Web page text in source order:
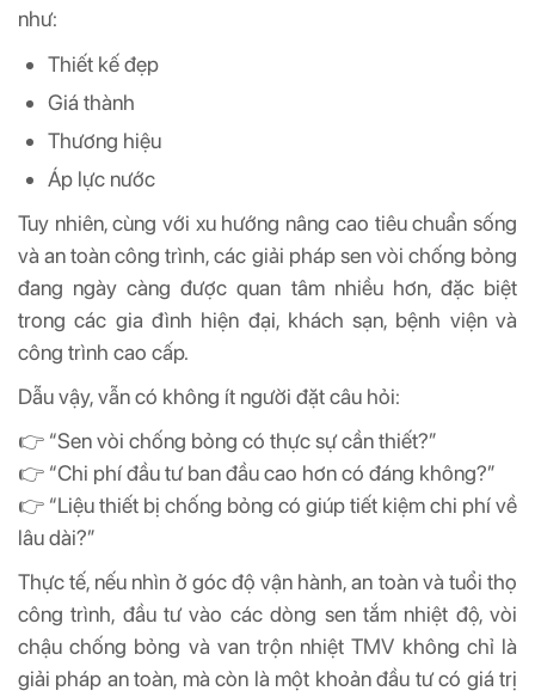
như:
Thiết kế đẹp
Giá thành
Thương hiệu
Áp lực nước
Tuy nhiên, cùng với xu hướng nâng cao tiêu chuẩn sống
và an toàn công trình, các giải pháp sen vòi chống bỏng
đang ngày càng được quan tâm nhiều hơn, đặc biệt
trong các gia đình hiện đại, khách sạn, bệnh viện và
công trình cao cấp.
Dẫu vậy, vẫn có không ít người đặt câu hỏi:
👉 “Sen vòi chống bỏng có thực sự cần thiết?”
👉 “Chi phí đầu tư ban đầu cao hơn có đáng không?”
👉 “Liệu thiết bị chống bỏng có giúp tiết kiệm chi phí về
lâu dài?”
Thực tế, nếu nhìn ở góc độ vận hành, an toàn và tuổi thọ
công trình, đầu tư vào các dòng sen tắm nhiệt độ, vòi
chậu chống bỏng và van trộn nhiệt TMV không chỉ là
giải pháp an toàn, mà còn là một khoản đầu tư có giá trị